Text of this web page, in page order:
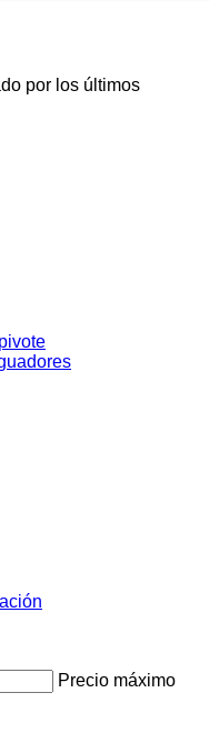
por los últimos
Precio máximo